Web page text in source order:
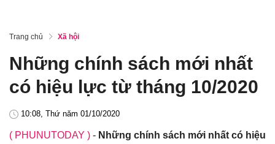
Trang chủ Xã hội
Những chính sách mới nhất
có hiệu lực từ tháng 10/2020
10:08, Thứ năm 01/10/2020
( PHUNUTODAY ) - Những chính sách mới nhất có hiệu